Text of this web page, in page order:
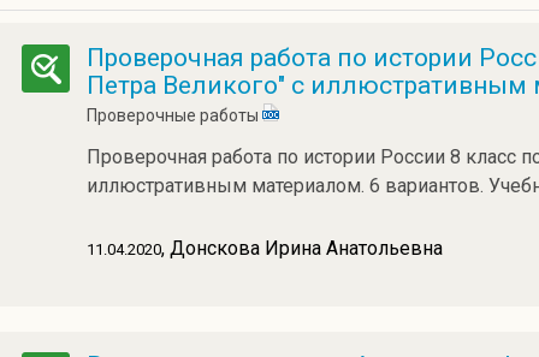
Проверочная работа по истории
Петра Великого" с иллюстративным
Проверочные работы
Проверочная работа по истории России 8
иллюстративным материалом. 6 вариантов.
11.04.2020, Донскова Ирина Анатольевна